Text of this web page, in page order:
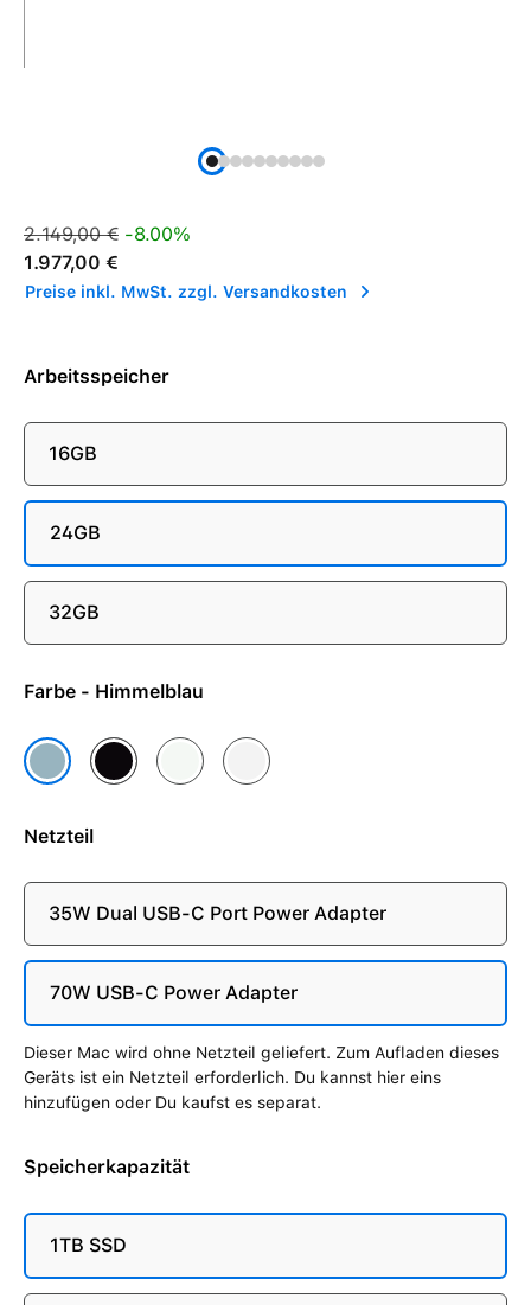
Verkaufspreis:
Regulärer Preis:
2.149,00 € -8.00%
1.977,00 €
Preise inkl. MwSt. zzgl. Versandkosten
Arbeitsspeicher
16GB
24GB
32GB
Farbe - Himmelblau
HimmelblauMitternachtPolarsternSilber
Netzteil
35W Dual USB-C Port Power Adapter
70W USB-C Power Adapter
Dieser Mac wird ohne Netzteil geliefert. Zum Aufladen dieses
Geräts ist ein Netzteil erforderlich. Du kannst hier eins
hinzufügen oder Du kaufst es separat.
Speicherkapazität
1TB SSD